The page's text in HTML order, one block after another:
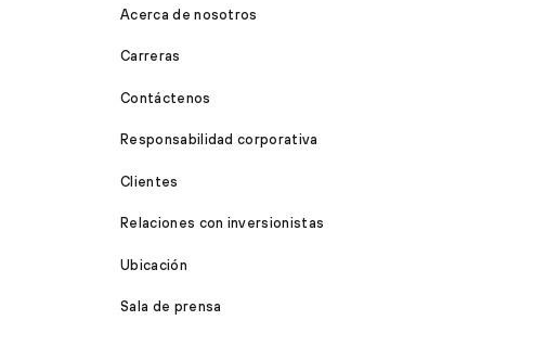
Acerca de nosotros
Carreras
Contáctenos
Responsabilidad corporativa
Clientes
Relaciones con inversionistas
Ubicación
Sala de prensa